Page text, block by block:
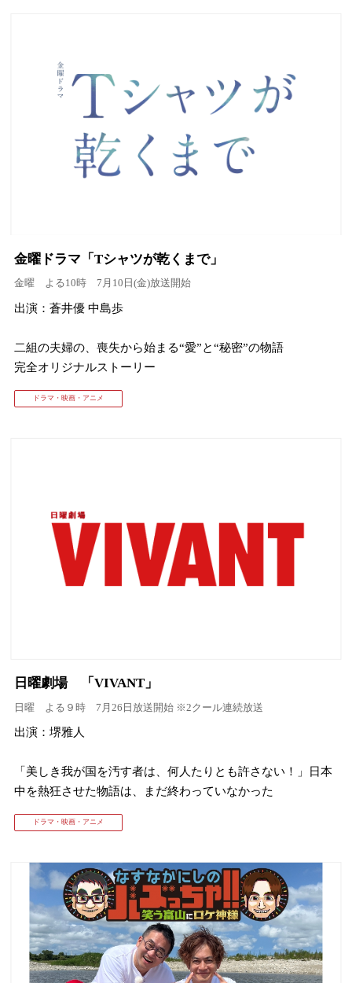
金曜ドラマ「Tシャツが乾くまで」
金曜 よる10時 7月10日(金)放送開始
出演：蒼井優 中島歩
⼆組の夫婦の、喪失から始まる“愛”と“秘密”の物語
完全オリジナルストーリー
ドラマ・映画・アニメ
日曜劇場 「VIVANT」
日曜 よる９時 7月26日放送開始 ※2クール連続放送
出演：堺雅人
「美しき我が国を汚す者は、何人たりとも許さない！」日本
中を熱狂させた物語は、まだ終わっていなかった
ドラマ・映画・アニメ